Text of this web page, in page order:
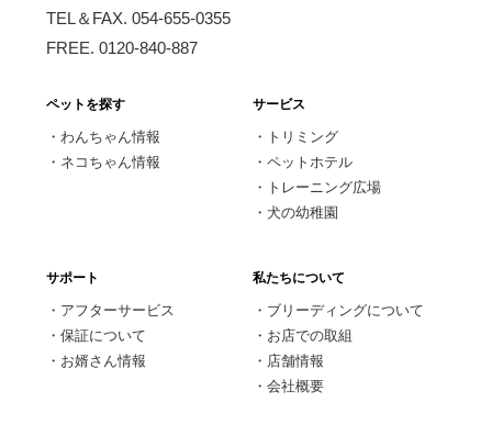
TEL＆FAX. 054-655-0355
FREE. 0120-840-887
ペットを探す
・ わんちゃん情報
・ ネコちゃん情報
サービス
・ トリミング
・ペットホテル
・ トレーニング広場
・犬の幼稚園
サポート
・ アフターサービス
・保証について
・ お婿さん情報
私たちについて
・ ブリーディングについて
・ お店での取組
・ 店舗情報
・会社概要